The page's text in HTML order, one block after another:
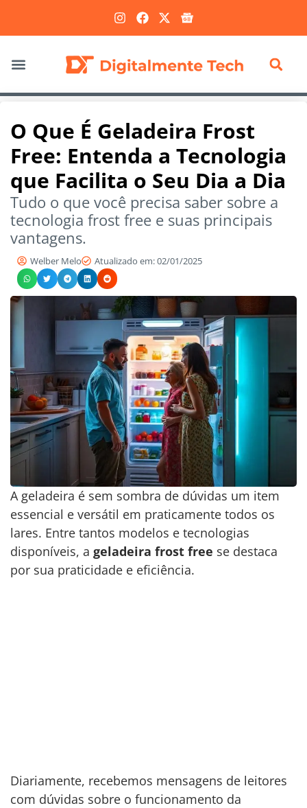
O Que É Geladeira Frost
Free: Entenda a Tecnologia
que Facilita o Seu Dia a Dia
Tudo o que você precisa saber sobre a
tecnologia frost free e suas principais
vantagens.
Welber Melo Atualizado em: 02/01/2025
A geladeira é sem sombra de dúvidas um item
essencial e versátil em praticamente todos os
lares. Entre tantos modelos e tecnologias
disponíveis, a geladeira frost free se destaca
por sua praticidade e eficiência.
Diariamente, recebemos mensagens de leitores
com dúvidas sobre o funcionamento da